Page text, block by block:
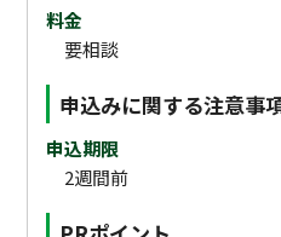
料金
要相談
申込みに関する注意事
申込期限
2週間前